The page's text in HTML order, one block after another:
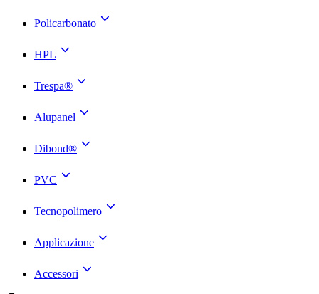
Policarbonato
HPL
Trespa®
Alupanel
Dibond®
PVC
Tecnopolimero
Applicazione
Accessori